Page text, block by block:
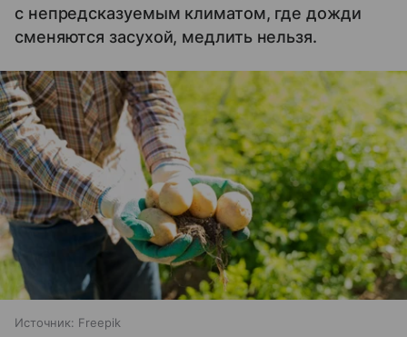
с непредсказуемым климатом, где дожди
сменяются засухой, медлить нельзя.
Источник: Freepik